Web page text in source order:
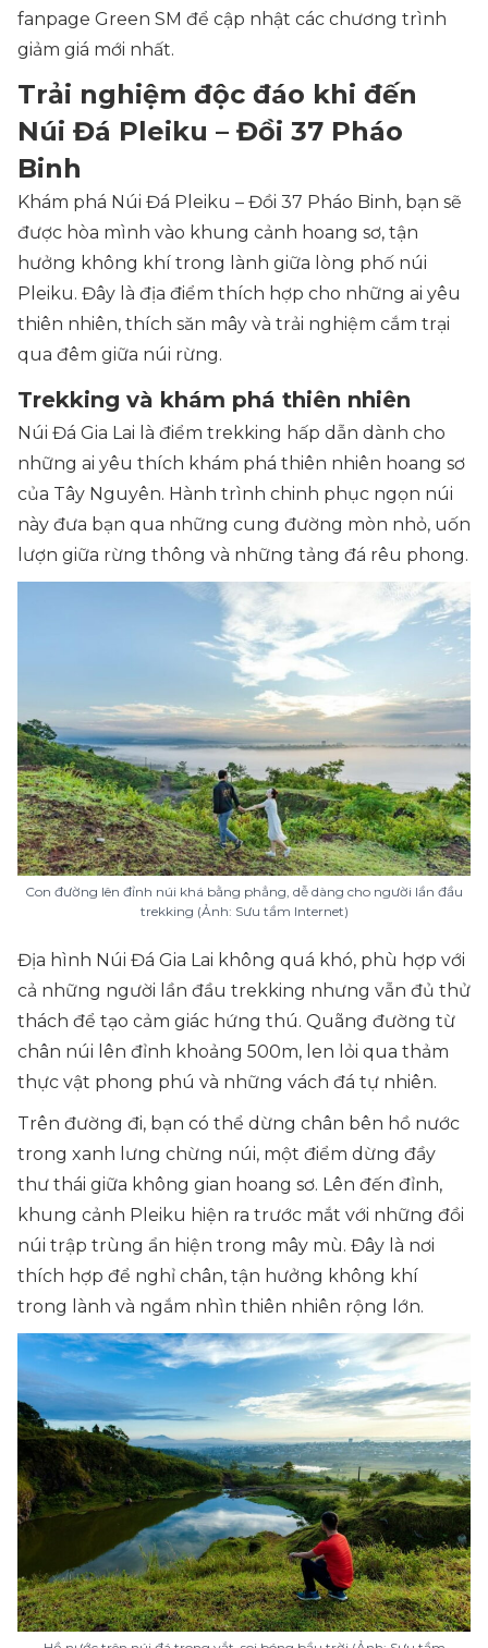
fanpage Green SM để cập nhật các chương trình
giảm giá mới nhất.
Trải nghiệm độc đáo khi đến
Núi Đá Pleiku – Đồi 37 Pháo
Binh
Khám phá Núi Đá Pleiku – Đồi 37 Pháo Binh, bạn sẽ
được hòa mình vào khung cảnh hoang sơ, tận
hưởng không khí trong lành giữa lòng phố núi
Pleiku. Đây là địa điểm thích hợp cho những ai yêu
thiên nhiên, thích săn mây và trải nghiệm cắm trại
qua đêm giữa núi rừng.
Trekking và khám phá thiên nhiên
Núi Đá Gia Lai là điểm trekking hấp dẫn dành cho
những ai yêu thích khám phá thiên nhiên hoang sơ
của Tây Nguyên. Hành trình chinh phục ngọn núi
này đưa bạn qua những cung đường mòn nhỏ, uốn
lượn giữa rừng thông và những tảng đá rêu phong.
Con đường lên đỉnh núi khá bằng phẳng, dễ dàng cho người lần đầu
trekking (Ảnh: Sưu tầm Internet)
Địa hình Núi Đá Gia Lai không quá khó, phù hợp với
cả những người lần đầu trekking nhưng vẫn đủ thử
thách để tạo cảm giác hứng thú. Quãng đường từ
chân núi lên đỉnh khoảng 500m, len lỏi qua thảm
thực vật phong phú và những vách đá tự nhiên.
Trên đường đi, bạn có thể dừng chân bên hồ nước
trong xanh lưng chừng núi, một điểm dừng đầy
thư thái giữa không gian hoang sơ. Lên đến đỉnh,
khung cảnh Pleiku hiện ra trước mắt với những đồi
núi trập trùng ẩn hiện trong mây mù. Đây là nơi
thích hợp để nghỉ chân, tận hưởng không khí
trong lành và ngắm nhìn thiên nhiên rộng lớn.